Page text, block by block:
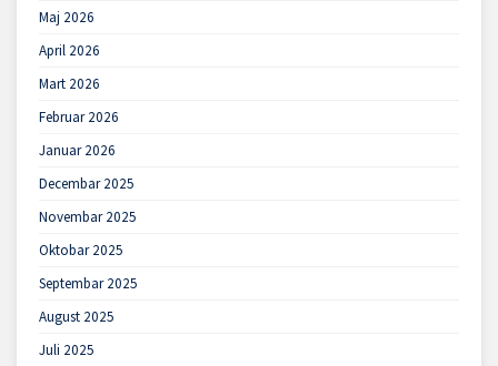
Maj 2026
April 2026
Mart 2026
Februar 2026
Januar 2026
Decembar 2025
Novembar 2025
Oktobar 2025
Septembar 2025
August 2025
Juli 2025